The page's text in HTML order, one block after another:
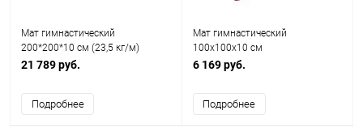
Мат гимнастический
200*200*10 cм (23,5 кг/м)
21 789 руб.
Подробнее
Мат гимнастический
100х100х10 см
6 169 руб.
Подробнее